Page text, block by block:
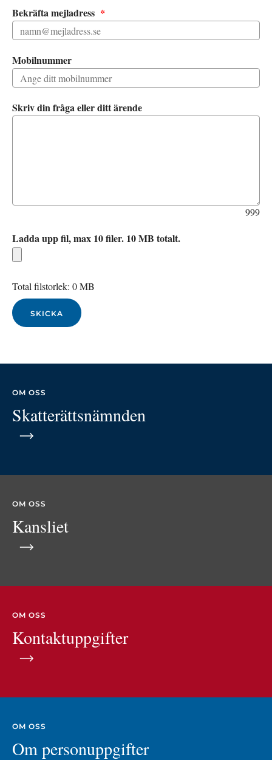
Bekräfta mejladress *
Mobilnummer
Skriv din fråga eller ditt ärende
999
Ladda upp fil, max 10 filer. 10 MB totalt.
Total filstorlek: 0 MB
OM OSS
Skatterättsnämnden
OM OSS
Kansliet
OM OSS
Kontaktuppgifter
OM OSS
Om personuppgifter